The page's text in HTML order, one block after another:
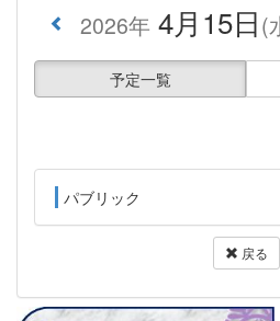
2026年 4月15日(
予定一覧
パブリック
戻る